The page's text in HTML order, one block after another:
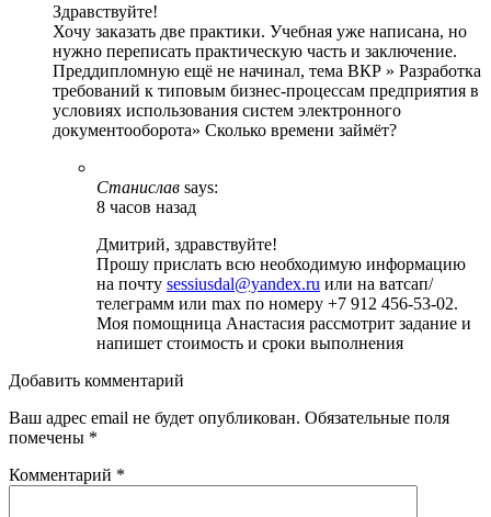
Здравствуйте!
Хочу заказать две практики. Учебная уже написана, но
нужно переписать практическую часть и заключение.
Преддипломную ещё не начинал, тема ВКР » Разработка
требований к типовым бизнес-процессам предприятия в
условиях использования систем электронного
документооборота» Сколько времени займёт?
Станислав says:
8 часов назад
Дмитрий, здравствуйте!
Прошу прислать всю необходимую информацию
на почту sessiusdal@yandex.ru или на ватсап/
телеграмм или max по номеру +7 912 456-53-02.
Моя помощница Анастасия рассмотрит задание и
напишет стоимость и сроки выполнения
Добавить комментарий
Ваш адрес email не будет опубликован. Обязательные поля
помечены *
Комментарий *